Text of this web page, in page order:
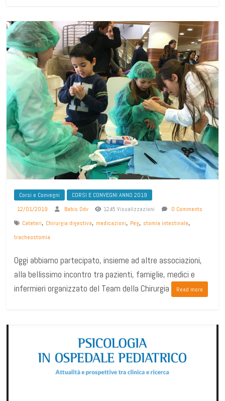
Corsi e Convegni
CORSI E CONVEGNI ANNO 2019
12/01/2019
Babis Odv 1245 Visualizzazioni
0 Comments
Cateteri, Chirurgia digestiva, medicazioni, Peg, stomia intestinale,
tracheostomia
Oggi abbiamo partecipato, insieme ad altre associazioni,
alla bellissimo incontro tra pazienti, famiglie, medici e
infermieri organizzato del Team della Chirurgia
Read more